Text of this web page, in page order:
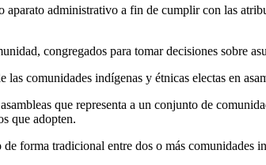
administrativo a fin de cumplir con las
congregados para tomar decisiones sobre
comunidades indígenas y étnicas electas en
que representa a un conjunto de
que adopten.
forma tradicional entre dos o más comunidades